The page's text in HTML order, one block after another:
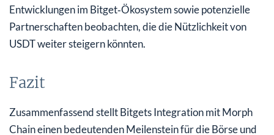
Entwicklungen im Bitget‑Ökosystem sowie potenzielle
Partnerschaften beobachten, die die Nützlichkeit von
USDT weiter steigern könnten.
Fazit
Zusammenfassend stellt Bitgets Integration mit Morph
Chain einen bedeutenden Meilenstein für die Börse und